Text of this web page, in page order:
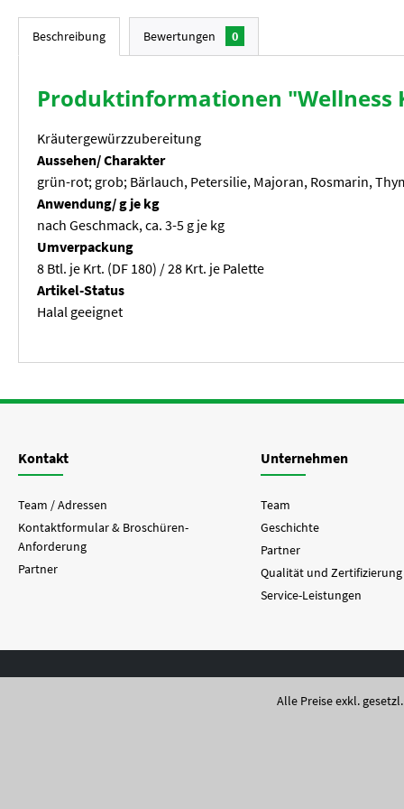
Beschreibung Bewertungen 0
Produktinformationen "Wellness
Kräutergewürzzubereitung
Aussehen/ Charakter
grün-rot; grob; Bärlauch, Petersilie, Majoran, Rosmarin,
Anwendung/ g je kg
nach Geschmack, ca. 3-5 g je kg
Umverpackung
8 Btl. je Krt. (DF 180) / 28 Krt. je Palette
Artikel-Status
Halal geeignet
Kontakt
Team / Adressen
Kontaktformular & Broschüren-
Anforderung
Partner
Unternehmen
Team
Geschichte
Partner
Qualität und Zertifizierung
Service-Leistungen
Alle Preise exkl.